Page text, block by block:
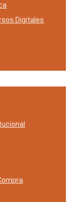
Digitales